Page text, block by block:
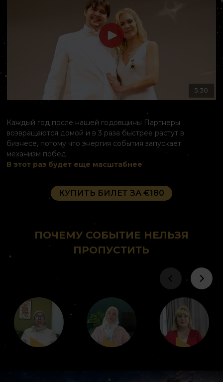
5:30
Каждый год после нашей годовщины Партнеры
возвращаются домой и в 3 раза быстрее растут в
бизнесе, потому что энергия события запускает
механизм побед.
В этот раз будет еще масштабнее
КУПИТЬ БИЛЕТ ЗА €180
ПОЧЕМУ СОБЫТИЕ НЕЛЬЗЯ
ПРОПУСТИТЬ